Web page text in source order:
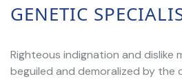
GENETIC
Righteous indignation and dislike
beguiled and demoralized by the